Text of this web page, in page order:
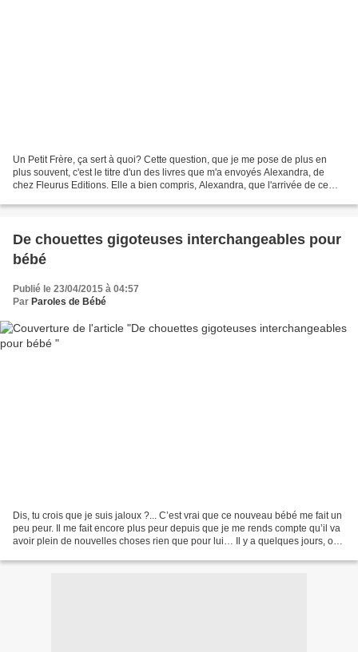
Un Petit Frère, ça sert à quoi? Cette question, que je me pose de plus en
plus souvent, c'est le titre d'un des livres que m'a envoyés Alexandra, de
chez Fleurus Editions. Elle a bien compris, Alexandra, que l'arrivée de ce
De chouettes gigoteuses interchangeables pour
bébé
Publié le 23/04/2015 à 04:57
Par Paroles de Bébé
Dis, tu crois que je suis jaloux ?... C’est vrai que ce nouveau bébé me fait un
peu peur. Il me fait encore plus peur depuis que je me rends compte qu’il va
avoir plein de nouvelles choses rien que pour lui… Il y a quelques jours, on